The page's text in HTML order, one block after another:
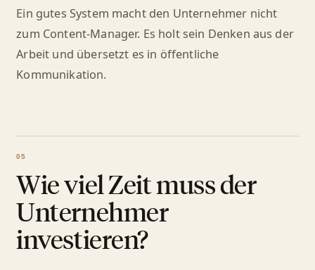
Ein gutes System macht den Unternehmer nicht
zum Content-Manager. Es holt sein Denken aus der
Arbeit und übersetzt es in öffentliche
Kommunikation.
Wie viel Zeit muss der
Unternehmer
investieren?